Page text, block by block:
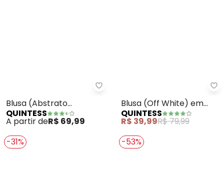
Quintess - Blusa (Abstrato
Blusa (Abstrato
Caramelo) em Malha de
Viscose
QUINTESS
A partir deR$ 69,99
Blusa (Off White) em
Malha de Algodão
Penteado
QUINTESS
R$ 39,99R$ 79,99
-31%
-53%